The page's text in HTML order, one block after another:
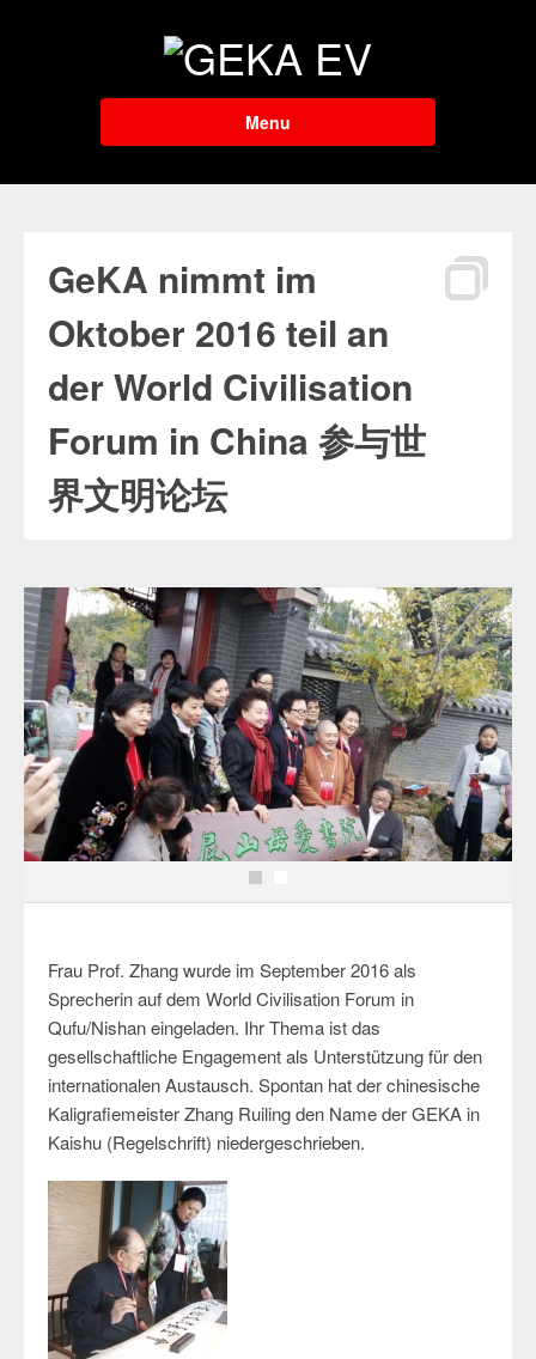
Menu
GeKA nimmt im
Oktober 2016 teil an
der World Civilisation
Forum in China 参与世
界文明论坛
Frau Prof. Zhang wurde im September 2016 als
Sprecherin auf dem World Civilisation Forum in
Qufu/Nishan eingeladen. Ihr Thema ist das
gesellschaftliche Engagement als Unterstützung für den
internationalen Austausch. Spontan hat der chinesische
Kaligrafiemeister Zhang Ruiling den Name der GEKA in
Kaishu (Regelschrift) niedergeschrieben.